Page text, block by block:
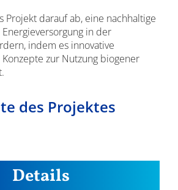
Projekt darauf ab, eine nachhaltige
in der
indem es innovative
zur Nutzung biogener
des Projektes
Details